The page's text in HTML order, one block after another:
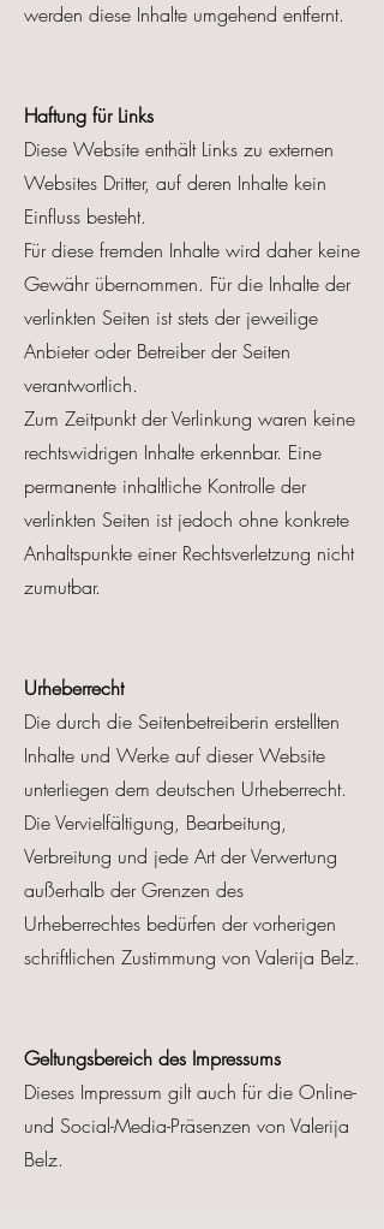
werden diese Inhalte umgehend entfernt.
Haftung für Links
Diese Website enthält Links zu externen
Websites Dritter, auf deren Inhalte kein
Einfluss besteht.
Für diese fremden Inhalte wird daher keine
Gewähr übernommen. Für die Inhalte der
verlinkten Seiten ist stets der jeweilige
Anbieter oder Betreiber der Seiten
verantwortlich.
Zum Zeitpunkt der Verlinkung waren keine
rechtswidrigen Inhalte erkennbar. Eine
permanente inhaltliche Kontrolle der
verlinkten Seiten ist jedoch ohne konkrete
Anhaltspunkte einer Rechtsverletzung nicht
zumutbar.
Urheberrecht
Die durch die Seitenbetreiberin erstellten
Inhalte und Werke auf dieser Website
unterliegen dem deutschen Urheberrecht.
Die Vervielfältigung, Bearbeitung,
Verbreitung und jede Art der Verwertung
außerhalb der Grenzen des
Urheberrechtes bedürfen der vorherigen
schriftlichen Zustimmung von Valerija Belz.
Geltungsbereich des Impressums
Dieses Impressum gilt auch für die Online-
und Social-Media-Präsenzen von Valerija
Belz.